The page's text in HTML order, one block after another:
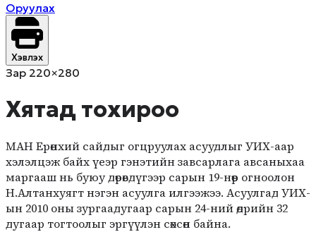
Оруулах
Хэвлэх
Зар 220×280
Хятад тохироо
МАН Ерөнхий сайдыг огц­руулах асуудлыг УИХ-аар
хэлэлцэж байх үеэр гэнэтийн завсарлага авсаныхаа
маргааш нь буюу дөрөвдүгээр сарын 19-нөөр огноолон
Н.Алтанхуягт нэгэн асуулга илгээжээ. Асуулгад УИХ-
ын 2010 оны зургаадугаар сарын 24-ний өдрийн 32
дугаар тогтоолыг эргүүлэн сөхсөн байна.